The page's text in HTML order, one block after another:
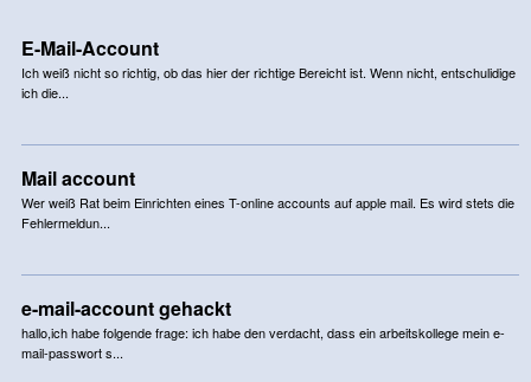
E-Mail-Account
Ich weiß nicht so richtig, ob das hier der richtige Bereicht ist. Wenn nicht, entschulidige
ich die...
Mail account
Wer weiß Rat beim Einrichten eines T-online accounts auf apple mail. Es wird stets die
Fehlermeldun...
e-mail-account gehackt
hallo,ich habe folgende frage: ich habe den verdacht, dass ein arbeitskollege mein e-
mail-passwort s...